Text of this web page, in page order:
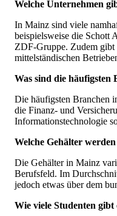
Welche Unternehmen
In Mainz sind viele
beispielsweise die Schott
ZDF-Gruppe. Zudem gibt
mittelständischen
Was sind die häufigsten
Die häufigsten Branchen
die Finanz- und
Informationstechnologie
Welche Gehälter
Die Gehälter in Mainz
Berufsfeld. Im
jedoch etwas über dem
Wie viele Studenten gibt